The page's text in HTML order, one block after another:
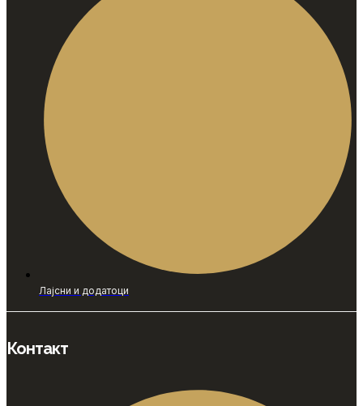
Лајсни и додатоци
Контакт